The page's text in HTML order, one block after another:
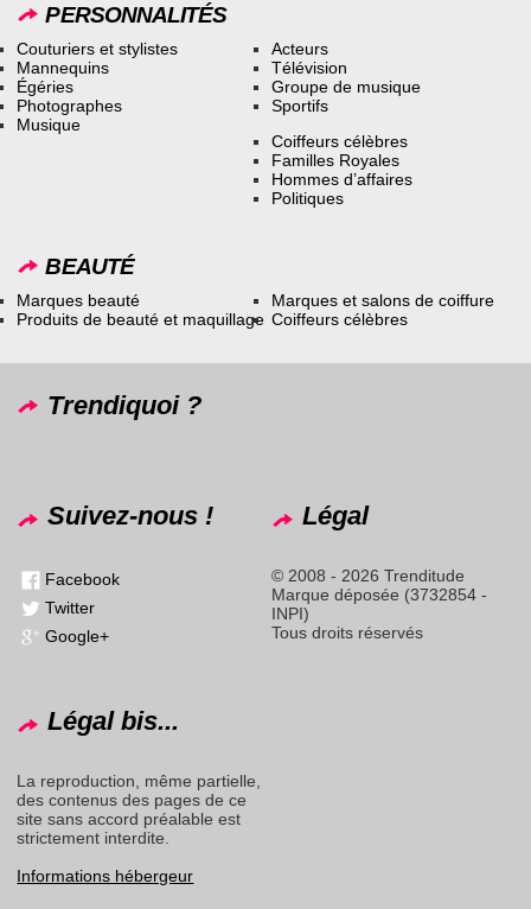
PERSONNALITÉS
Couturiers et stylistes
Mannequins
Égéries
Photographes
Musique
Acteurs
Télévision
Groupe de musique
Sportifs
Coiffeurs célèbres
Familles Royales
Hommes d’affaires
Politiques
BEAUTÉ
Marques beauté
Produits de beauté et maquillage
Marques et salons de coiffure
Coiffeurs célèbres
Trendiquoi ?
Suivez-nous !
Facebook
Twitter
Google+
Légal
© 2008 - 2026 Trenditude
Marque déposée (3732854 -
INPI)
Tous droits réservés
Légal bis...
La reproduction, même partielle,
des contenus des pages de ce
site sans accord préalable est
strictement interdite.
Informations hébergeur